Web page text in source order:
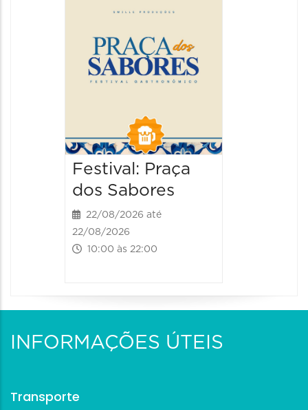
Festival: Praça
dos Sabores
22/08/2026 até
22/08/2026
10:00 às 22:00
INFORMAÇÕES ÚTEIS
Transporte